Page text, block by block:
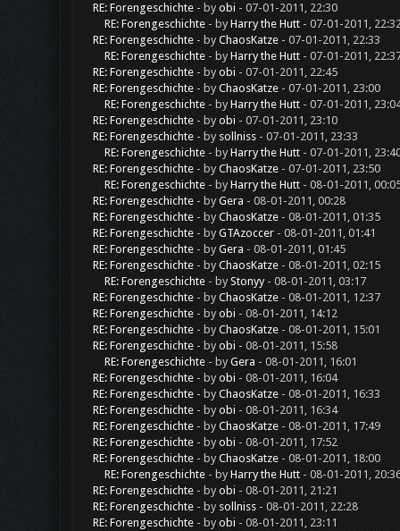
RE: Forengeschichte - byobi- 07-01-2011, 22:30
RE: Forengeschichte - byHarry the Hutt- 07-01-2011,
RE: Forengeschichte - byChaosKatze- 07-01-2011, 22:33
RE: Forengeschichte - byHarry the Hutt- 07-01-2011,
RE: Forengeschichte - byobi- 07-01-2011, 22:45
RE: Forengeschichte - byChaosKatze- 07-01-2011, 23:00
RE: Forengeschichte - byHarry the Hutt- 07-01-2011,
RE: Forengeschichte - byobi- 07-01-2011, 23:10
RE: Forengeschichte - by sollniss- 07-01-2011, 23:33
RE: Forengeschichte - byHarry the Hutt- 07-01-2011,
RE: Forengeschichte - byChaosKatze- 07-01-2011, 23:50
RE: Forengeschichte - byHarry the Hutt- 08-01-2011,
RE: Forengeschichte - byGera - 08-01-2011, 00:28
RE: Forengeschichte - byChaosKatze- 08-01-2011, 01:35
RE: Forengeschichte - byGTAzoccer- 08-01-2011, 01:41
RE: Forengeschichte - byGera - 08-01-2011, 01:45
RE: Forengeschichte - byChaosKatze- 08-01-2011, 02:15
RE: Forengeschichte - byStonyy- 08-01-2011, 03:17
RE: Forengeschichte - byChaosKatze- 08-01-2011, 12:37
RE: Forengeschichte - byobi- 08-01-2011, 14:12
RE: Forengeschichte - byChaosKatze- 08-01-2011, 15:01
RE: Forengeschichte - byobi- 08-01-2011, 15:58
RE: Forengeschichte - byGera - 08-01-2011, 16:01
RE: Forengeschichte - byobi- 08-01-2011, 16:04
RE: Forengeschichte - byChaosKatze- 08-01-2011, 16:33
RE: Forengeschichte - byobi- 08-01-2011, 16:34
RE: Forengeschichte - byChaosKatze- 08-01-2011, 17:49
RE: Forengeschichte - byobi- 08-01-2011, 17:52
RE: Forengeschichte - byChaosKatze- 08-01-2011, 18:00
RE: Forengeschichte - byHarry the Hutt- 08-01-2011,
RE: Forengeschichte - byobi- 08-01-2011, 21:21
RE: Forengeschichte - by sollniss- 08-01-2011, 22:28
RE: Forengeschichte - byobi- 08-01-2011, 23:11